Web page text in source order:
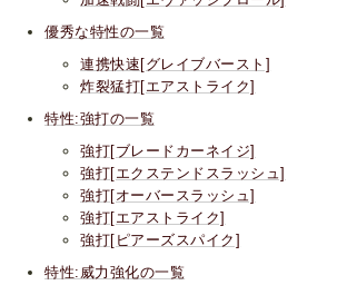
優秀な特性の一覧
連携快速[グレイブバースト]
炸裂猛打[エアストライク]
特性:強打の一覧
強打[ブレードカーネイジ]
強打[エクステンドスラッシュ]
強打[オーバースラッシュ]
強打[エアストライク]
強打[ピアーズスパイク]
特性:威力強化の一覧